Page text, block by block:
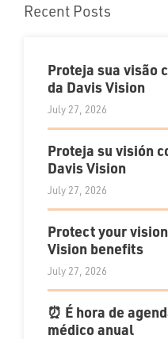
Recent Posts
Proteja sua visão
da Davis Vision
July 27, 2026
Proteja su visión
Davis Vision
July 27, 2026
Protect your
Vision benefits
July 27, 2026
⏰ É hora de
médico anual